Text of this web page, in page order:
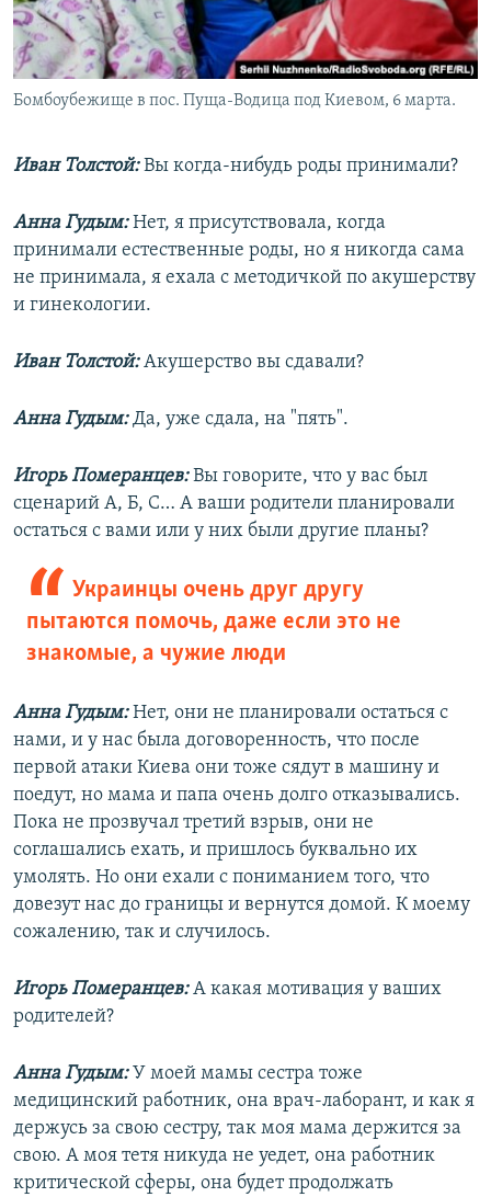
Бомбоубежище в пос. Пуща-Водица под Киевом, 6 марта.
Иван Толстой:Вы когда-нибудь роды принимали?
Анна Гудым:Нет, я присутствовала, когда
принимали естественные роды, но я никогда сама
не принимала, я ехала с методичкой по акушерству
и гинекологии.
Иван Толстой:Акушерство вы сдавали?
Анна Гудым:Да, уже сдала, на "пять".
Игорь Померанцев:Вы говорите, что у вас был
сценарий А, Б, С… А ваши родители планировали
остаться с вами или у них были другие планы?
Украинцы очень друг другу
пытаются помочь, даже если это не
знакомые, а чужие люди
Анна Гудым:Нет, они не планировали остаться с
нами, и у нас была договоренность, что после
первой атаки Киева они тоже сядут в машину и
поедут, но мама и папа очень долго отказывались.
Пока не прозвучал третий взрыв, они не
соглашались ехать, и пришлось буквально их
умолять. Но они ехали с пониманием того, что
довезут нас до границы и вернутся домой. К моему
сожалению, так и случилось.
Игорь Померанцев:А какая мотивация у ваших
родителей?
Анна Гудым:У моей мамы сестра тоже
медицинский работник, она врач-лаборант, и как я
держусь за свою сестру, так моя мама держится за
свою. А моя тетя никуда не уедет, она работник
критической сферы, она будет продолжать